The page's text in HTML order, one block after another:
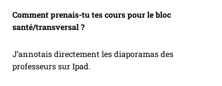
Comment prenais-tu tes cours pour le bloc
santé/transversal ?
J’annotais directement les diaporamas des
professeurs sur Ipad.